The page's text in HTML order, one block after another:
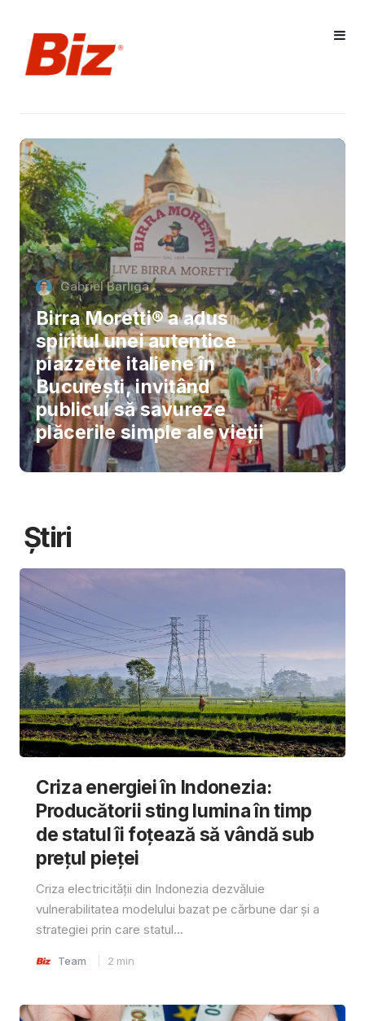
Gabriel Barliga
Birra Moretti® a adus
spiritul unei autentice
piazzette italiene în
București, invitând
publicul să savureze
plăcerile simple ale vieții
Știri
Criza energiei în Indonezia:
Producătorii sting lumina în timp
de statul îi foțează să vândă sub
prețul pieței
Criza electricității din Indonezia dezvăluie
vulnerabilitatea modelului bazat pe cărbune dar și a
strategiei prin care statul...
Team 2 min